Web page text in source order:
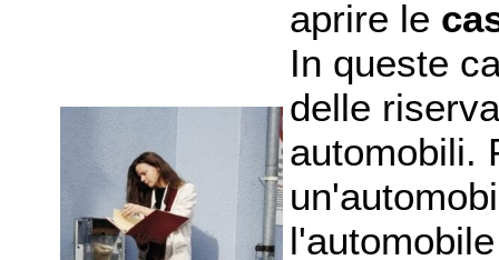
aprire le
In queste
delle
automobili.